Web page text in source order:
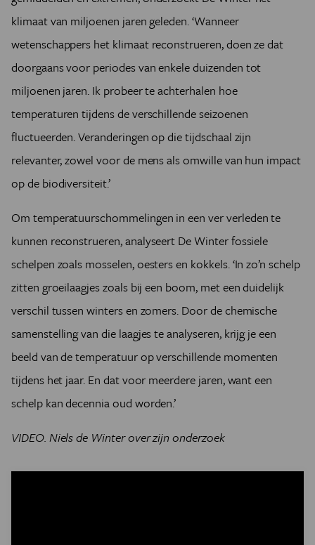
klimaat van miljoenen jaren geleden. ‘Wanneer
wetenschappers het klimaat reconstrueren, doen ze dat
doorgaans voor periodes van enkele duizenden tot
miljoenen jaren. Ik probeer te achterhalen hoe
temperaturen tijdens de verschillende seizoenen
fluctueerden. Veranderingen op die tijdschaal zijn
relevanter, zowel voor de mens als omwille van hun impact
op de biodiversiteit.’
Om temperatuurschommelingen in een ver verleden te
kunnen reconstrueren, analyseert De Winter fossiele
schelpen zoals mosselen, oesters en kokkels. ‘In zo’n schelp
zitten groeilaagjes zoals bij een boom, met een duidelijk
verschil tussen winters en zomers. Door de chemische
samenstelling van die laagjes te analyseren, krijg je een
beeld van de temperatuur op verschillende momenten
tijdens het jaar. En dat voor meerdere jaren, want een
schelp kan decennia oud worden.’
VIDEO. Niels de Winter over zijn onderzoek